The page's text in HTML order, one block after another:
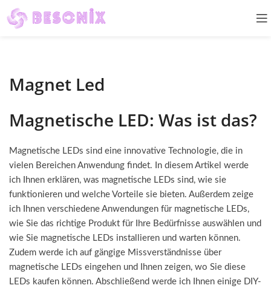
Magnet Led
Magnetische LED: Was ist das?
Magnetische LEDs sind eine innovative Technologie, die in
vielen Bereichen Anwendung findet. In diesem Artikel werde
ich Ihnen erklären, was magnetische LEDs sind, wie sie
funktionieren und welche Vorteile sie bieten. Außerdem zeige
ich Ihnen verschiedene Anwendungen für magnetische LEDs,
wie Sie das richtige Produkt für Ihre Bedürfnisse auswählen und
wie Sie magnetische LEDs installieren und warten können.
Zudem werde ich auf gängige Missverständnisse über
magnetische LEDs eingehen und Ihnen zeigen, wo Sie diese
LEDs kaufen können. Abschließend werde ich Ihnen einige DIY-